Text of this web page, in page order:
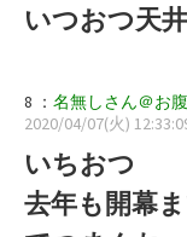
いつおつ天
8 ： 名無しさん＠お
2020/04/07(火)
いちおつ
去年も開幕